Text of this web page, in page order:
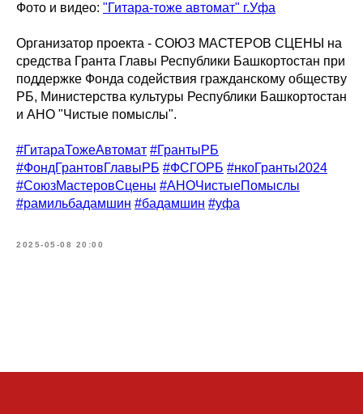
Фото и видео: "Гитара-тоже автомат" г.Уфа
Организатор проекта - СОЮЗ МАСТЕРОВ СЦЕНЫ на
средства Гранта Главы Республики Башкортостан при
поддержке Фонда содействия гражданскому обществу
РБ, Министерства культуры Республики Башкортостан
и АНО "Чистые помыслы".
#ГитараТожеАвтомат #ГрантыРБ
#ФондГрантовГлавыРБ #ФСГОРБ #нкоГранты2024
#СоюзМастеровСцены #АНОЧистыеПомыслы
#рамильбадамшин #бадамшин #уфа
2025-05-08 20:00